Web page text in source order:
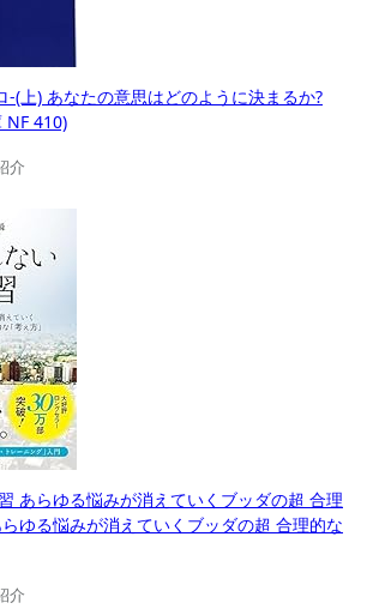
-(上) あなたの意思はどのように決まるか?
NF 410)
介
あらゆる悩みが消えていくブッダの超 合理
ゆる悩みが消えていくブッダの超 合理的な
介